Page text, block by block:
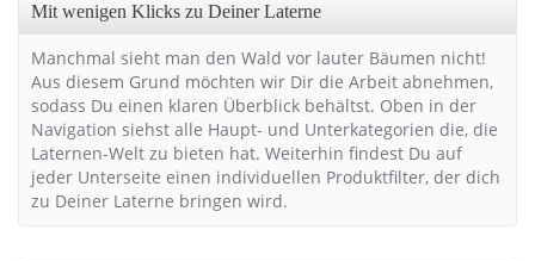
Mit wenigen Klicks zu Deiner Laterne
Manchmal sieht man den Wald vor lauter Bäumen nicht!
Aus diesem Grund möchten wir Dir die Arbeit abnehmen,
sodass Du einen klaren Überblick behältst. Oben in der
Navigation siehst alle Haupt- und Unterkategorien die, die
Laternen-Welt zu bieten hat. Weiterhin findest Du auf
jeder Unterseite einen individuellen Produktfilter, der dich
zu Deiner Laterne bringen wird.